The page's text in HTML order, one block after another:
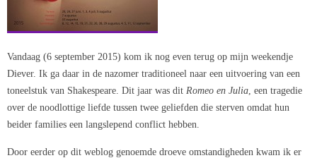
Vandaag (6 september 2015) kom ik nog even terug op mijn weekendje
Diever. Ik ga daar in de nazomer traditioneel naar een uitvoering van een
toneelstuk van Shakespeare. Dit jaar was dit Romeo en Julia, een tragedie
over de noodlottige liefde tussen twee geliefden die sterven omdat hun
beider families een langslepend conflict hebben.
Door eerder op dit weblog genoemde droeve omstandigheden kwam ik er